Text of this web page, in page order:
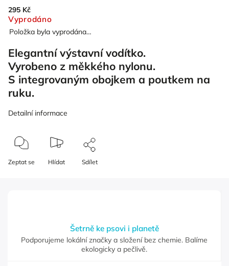
295 Kč
Vyprodáno
Položka byla vyprodána…
Elegantní výstavní vodítko.
Vyrobeno z měkkého nylonu.
S integrovaným obojkem a poutkem na
ruku.
Detailní informace
Zeptat se Hlídat Sdílet
Šetrně ke psovi i planetě
Podporujeme lokální značky a složení bez chemie. Balíme
ekologicky a pečlivě.